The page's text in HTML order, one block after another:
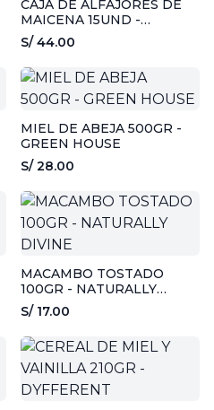
CAJA DE ALFAJORES DE
MAICENA 15UND -
BIOSUNQU
S/ 44.00
MIEL DE ABEJA 500GR -
GREEN HOUSE
S/ 28.00
MACAMBO TOSTADO
100GR - NATURALLY
DIVINE
S/ 17.00